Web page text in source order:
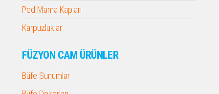
Ped Mama Kapları
Karpuzluklar
FÜZYON CAM ÜRÜNLER
Büfe Sunumlar